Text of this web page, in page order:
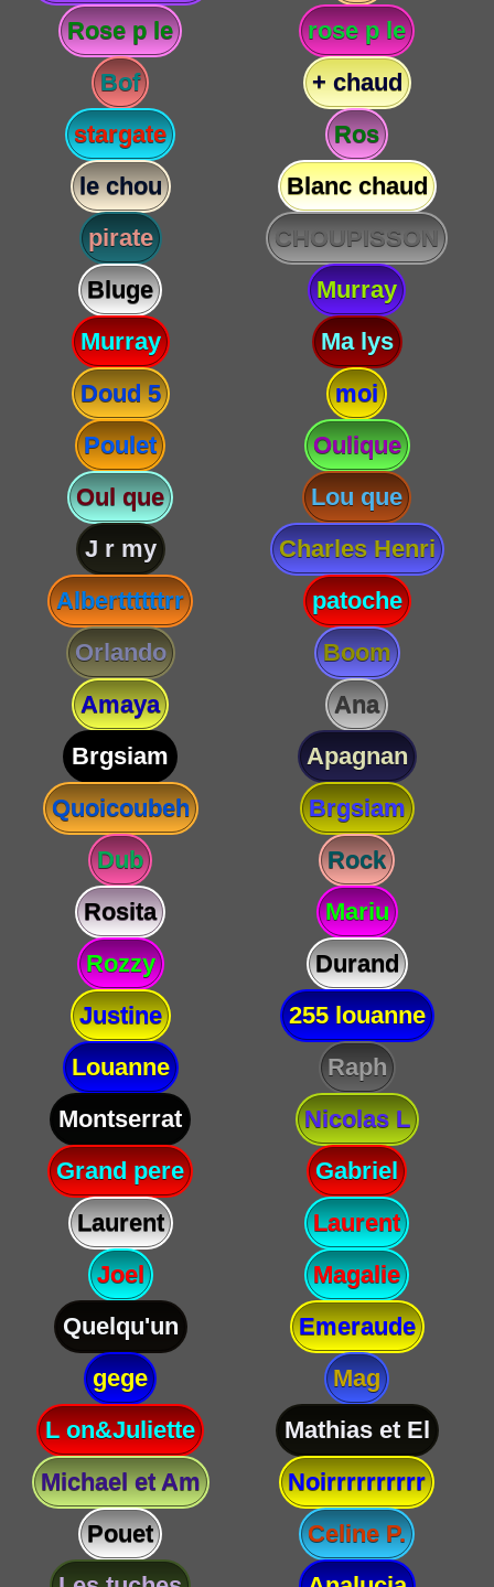
Rose p le
rose p le
Bof
+ chaud
stargate
Ros
le chou
Blanc chaud
pirate
CHOUPISSON
Bluge
Murray
Murray
Ma lys
Doud 5
moi
Poulet
Oulique
Oul que
Lou que
J r my
Charles Henri
Alberttttttrr
patoche
Orlando
Boom
Amaya
Ana
Brgsiam
Apagnan
Quoicoubeh
Brgsiam
Dub
Rock
Rosita
Mariu
Rozzy
Durand
Justine
255 louanne
Louanne
Raph
Montserrat
Nicolas L
Grand pere
Gabriel
Laurent
Laurent
Joel
Magalie
Quelqu'un
Emeraude
gege
Mag
L on&Juliette
Mathias et El
Michael et Am
Noirrrrrrrrrr
Pouet
Celine P.